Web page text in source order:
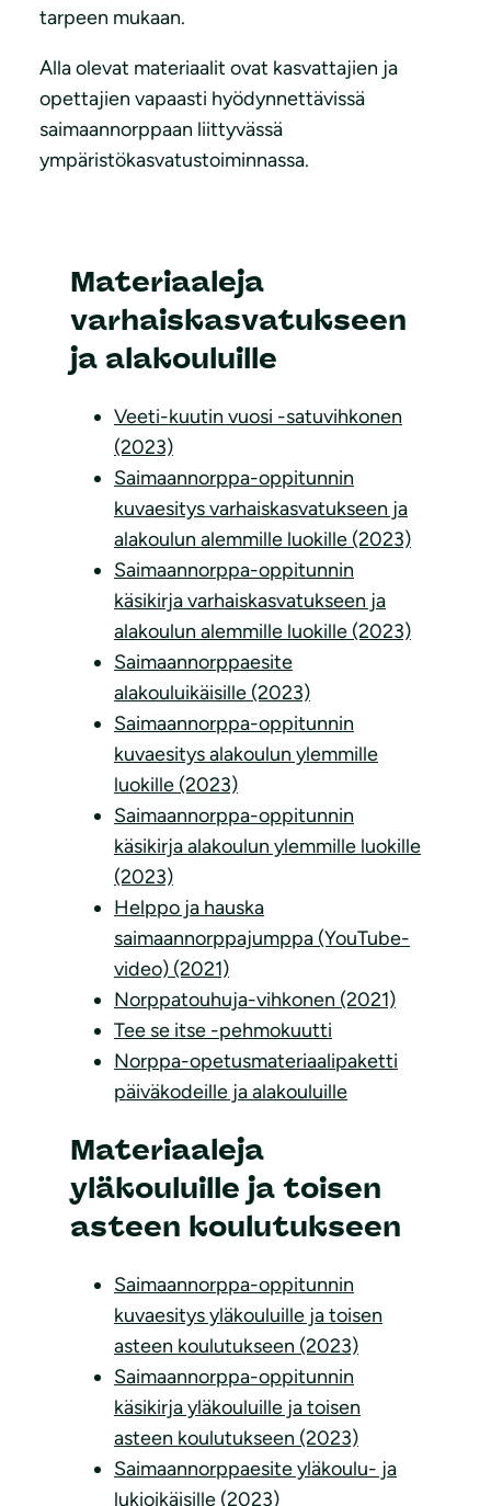
tarpeen mukaan.
Alla olevat materiaalit ovat kasvattajien ja
opettajien vapaasti hyödynnettävissä
saimaannorppaan liittyvässä
ympäristökasvatustoiminnassa.
Materiaaleja
varhaiskasvatukseen
ja alakouluille
Veeti-kuutin vuosi -satuvihkonen
(2023)
Saimaannorppa-oppitunnin
kuvaesitys varhaiskasvatukseen ja
alakoulun alemmille luokille (2023)
Saimaannorppa-oppitunnin
käsikirja varhaiskasvatukseen ja
alakoulun alemmille luokille (2023)
Saimaannorppaesite
alakouluikäisille (2023)
Saimaannorppa-oppitunnin
kuvaesitys alakoulun ylemmille
luokille (2023)
Saimaannorppa-oppitunnin
käsikirja alakoulun ylemmille luokille
(2023)
Helppo ja hauska
saimaannorppajumppa (YouTube-
video) (2021)
Norppatouhuja-vihkonen (2021)
Tee se itse -pehmokuutti
Norppa-opetusmateriaalipaketti
päiväkodeille ja alakouluille
Materiaaleja
yläkouluille ja toisen
asteen koulutukseen
Saimaannorppa-oppitunnin
kuvaesitys yläkouluille ja toisen
asteen koulutukseen (2023)
Saimaannorppa-oppitunnin
käsikirja yläkouluille ja toisen
asteen koulutukseen (2023)
Saimaannorppaesite yläkoulu- ja
lukioikäisille (2023)